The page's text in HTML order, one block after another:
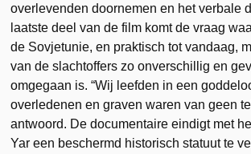
overlevenden doornemen en het verbale
laatste deel van de film komt de vraag
de Sovjetunie, en praktisch tot vandaag,
van de slachtoffers zo onverschillig en
omgegaan is. “Wij leefden in een
overledenen en graven waren van geen
antwoord. De documentaire eindigt met
Yar een beschermd historisch statuut te